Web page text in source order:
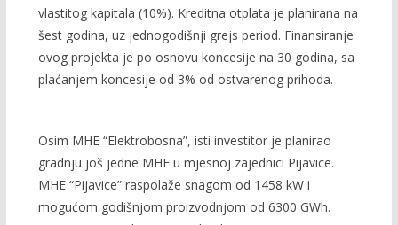
vlastitog kapitala (10%). Kreditna otplata je planirana na
šest godina, uz jednogodišnji grejs period. Finansiranje
ovog projekta je po osnovu koncesije na 30 godina, sa
plaćanjem koncesije od 3% od ostvarenog prihoda.
Osim MHE “Elektrobosna”, isti investitor je planirao
gradnju još jedne MHE u mjesnoj zajednici Pijavice.
MHE “Pijavice” raspolaže snagom od 1458 kW i
mogućom godišnjom proizvodnjom od 6300 GWh.